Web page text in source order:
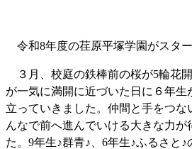
令和8年度の荏原平塚学園がスター
３月、校庭の鉄棒前の桜が5輪花
が一気に満開に近づいた日に６年生
立っていきました。仲間と手をつな
んなで前へ進んでいける大きな力が
た。9年生♪群青♪、6年生♪ふるさと